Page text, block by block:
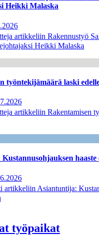
Heikki Malaska
artikkeliin Rakennustyö
Heikki Malaska
työntekijämäärä laski
artikkeliin Rakentamisen
haaste
artikkeliin Asiantuntija:
työpaikat